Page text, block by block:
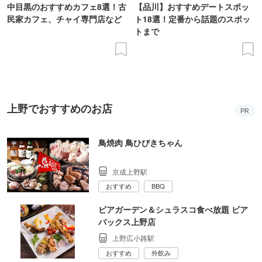
中目黒のおすすめカフェ8選！古
民家カフェ、チャイ専門店など
【品川】おすすめデートスポッ
ト18選！定番から話題のスポッ
トまで
上野でおすすめのお店 PR
鳥焼肉 鳥ひびきちゃん
京成上野駅
おすすめ BBQ
ビアガーデン＆シュラスコ食べ放題 ビア
バックス上野店
上野広小路駅
おすすめ 外飲み